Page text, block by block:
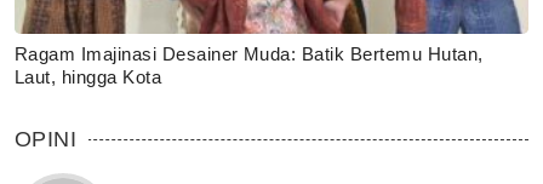
Ragam Imajinasi Desainer Muda: Batik Bertemu Hutan,
Laut, hingga Kota
OPINI